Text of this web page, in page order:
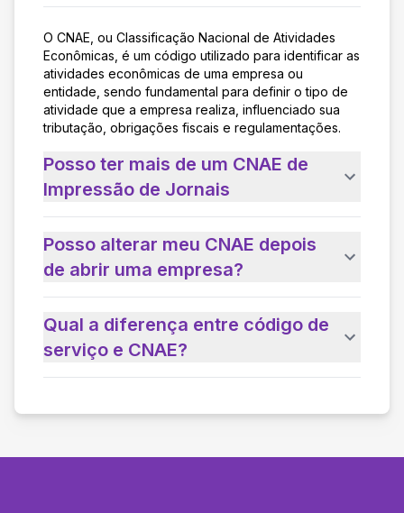
O CNAE, ou Classificação Nacional de Atividades
Econômicas, é um código utilizado para identificar as
atividades econômicas de uma empresa ou
entidade, sendo fundamental para definir o tipo de
atividade que a empresa realiza, influenciado sua
tributação, obrigações fiscais e regulamentações.
Posso ter mais de um CNAE de
Impressão de Jornais
Posso alterar meu CNAE depois
de abrir uma empresa?
Qual a diferença entre código de
serviço e CNAE?